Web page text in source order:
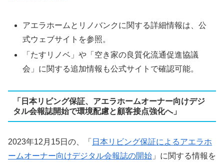
アエラホームとリノバンクに関する詳細情報は、公
式ウェブサイトを参照。
「たすリノベ」や「空き家の良質化流通促進協議
会」に関する追加情報も公式サイトで確認可能。
「日本リビング保証、アエラホームオーナー向けデジ
タル会報誌開始で環境配慮と顧客接点強化へ」
2023年12月15日の、「 日本リビング保証によるアエラホ
ームオーナー向けデジタル会報誌の開始 」に関する情報を